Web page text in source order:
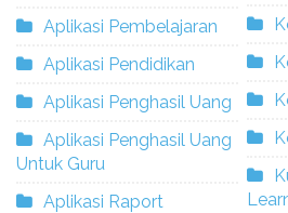
Aplikasi Pembelajaran
Aplikasi Pendidikan
Aplikasi Penghasil Uang
Aplikasi Penghasil Uang
Untuk Guru
Aplikasi Raport